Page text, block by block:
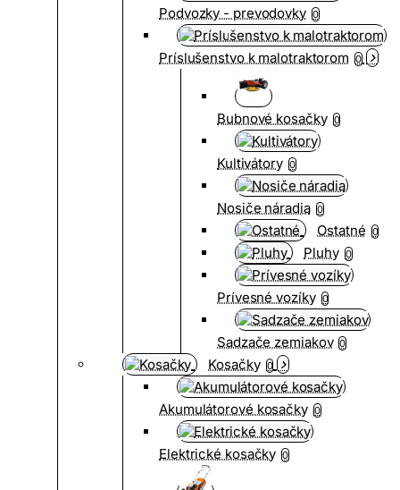
Podvozky - prevodovky 0
Príslušenstvo k malotraktorom 0
Bubnové kosačky 0
Kultivátory 0
Nosiče náradia 0
Ostatné 0
Pluhy 0
Prívesné vozíky 0
Sadzače zemiakov 0
Kosačky 0
Akumulátorové kosačky 0
Elektrické kosačky 0